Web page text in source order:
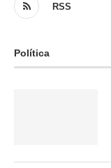
RSS
Política